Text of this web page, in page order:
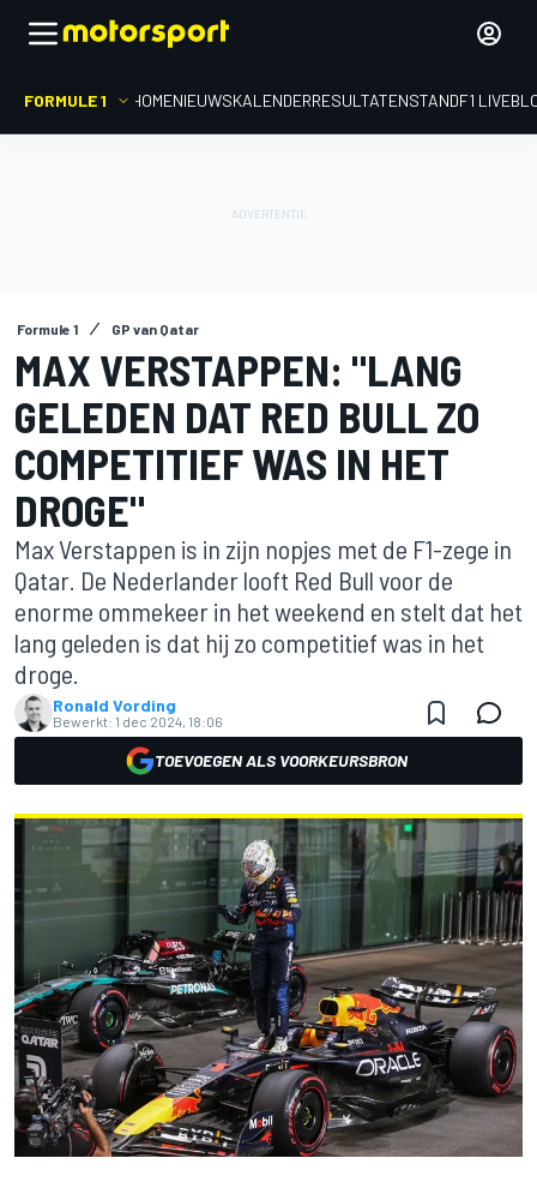
FORMULE 1 HOMENIEUWSKALENDERRESULTATENSTANDF1
Formule 1 GP van Qatar
MAX VERSTAPPEN: "LANG
GELEDEN DAT RED BULL ZO
COMPETITIEF WAS IN HET
DROGE"
Max Verstappen is in zijn nopjes met de F1-zege in
Qatar. De Nederlander looft Red Bull voor de
enorme ommekeer in het weekend en stelt dat het
lang geleden is dat hij zo competitief was in het
droge.
Ronald Vording
Bewerkt: 1 dec 2024, 18:06
TOEVOEGEN ALS VOORKEURSBRON